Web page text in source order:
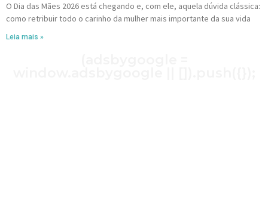
O Dia das Mães 2026 está chegando e, com ele, aquela dúvida clássica:
como retribuir todo o carinho da mulher mais importante da sua vida
Leia mais »